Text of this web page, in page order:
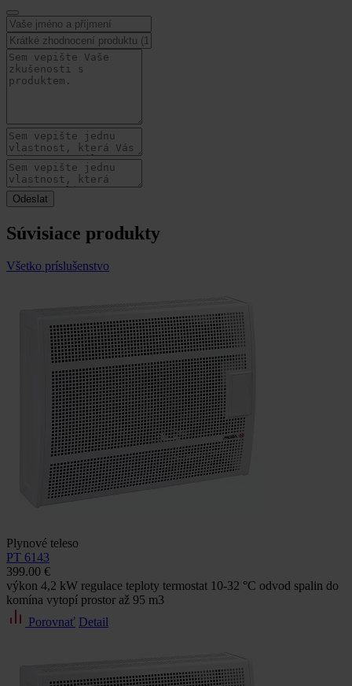
Súvisiace produkty
Všetko príslušenstvo
Plynové teleso
PT 6143
399.00 €
výkon 4,2 kW regulace teploty termostat 10-32 °C odvod spalin do
komína vytopí prostor až 95 m3
Porovnať Detail